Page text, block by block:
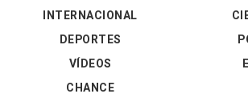
INTERNACIONAL
DEPORTES
VÍDEOS
CHANCE